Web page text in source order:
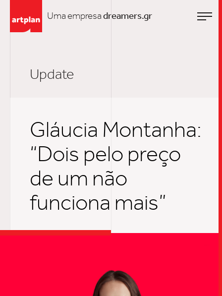
Uma empresadreamers.gr
Update
Gláucia Montanha:
“Dois pelo preço
de um não
funciona mais”